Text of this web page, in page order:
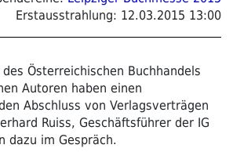
Erstausstrahlung: 12.03.2015 13:00
Österreichischen Buchhandels
Autoren haben einen
Abschluss von Verlagsverträgen
Ruiss, Geschäftsführer der IG
dazu im Gespräch.